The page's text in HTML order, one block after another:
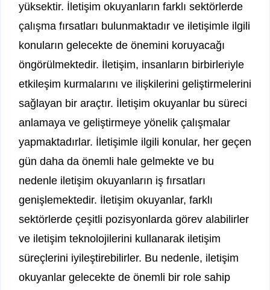
yüksektir. İletişim okuyanların farklı sektörlerde
çalışma fırsatları bulunmaktadır ve iletişimle ilgili
konuların gelecekte de önemini koruyacağı
öngörülmektedir. İletişim, insanların birbirleriyle
etkileşim kurmalarını ve ilişkilerini geliştirmelerini
sağlayan bir araçtır. İletişim okuyanlar bu süreci
anlamaya ve geliştirmeye yönelik çalışmalar
yapmaktadırlar. İletişimle ilgili konular, her geçen
gün daha da önemli hale gelmekte ve bu
nedenle iletişim okuyanların iş fırsatları
genişlemektedir. İletişim okuyanlar, farklı
sektörlerde çeşitli pozisyonlarda görev alabilirler
ve iletişim teknolojilerini kullanarak iletişim
süreçlerini iyileştirebilirler. Bu nedenle, iletişim
okuyanlar gelecekte de önemli bir role sahip